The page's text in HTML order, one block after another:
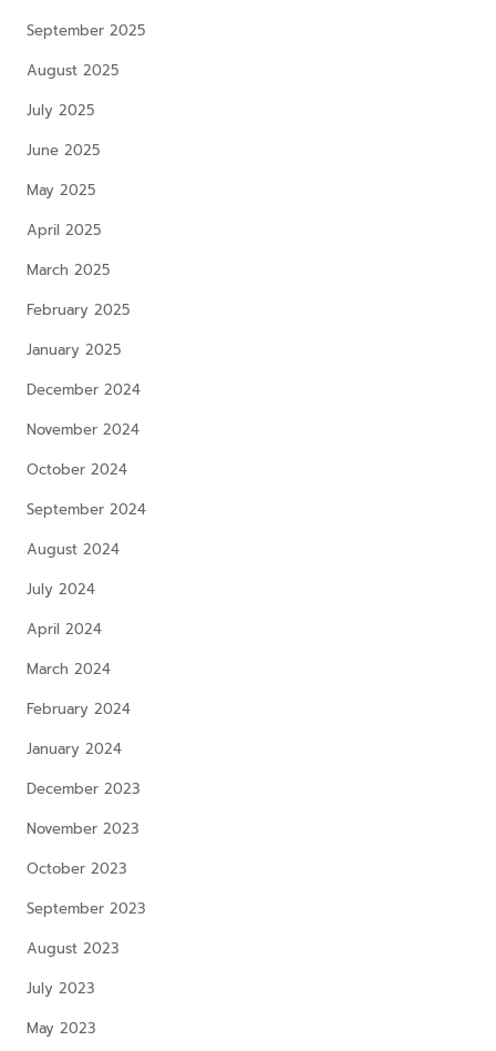
September 2025
August 2025
July 2025
June 2025
May 2025
April 2025
March 2025
February 2025
January 2025
December 2024
November 2024
October 2024
September 2024
August 2024
July 2024
April 2024
March 2024
February 2024
January 2024
December 2023
November 2023
October 2023
September 2023
August 2023
July 2023
May 2023